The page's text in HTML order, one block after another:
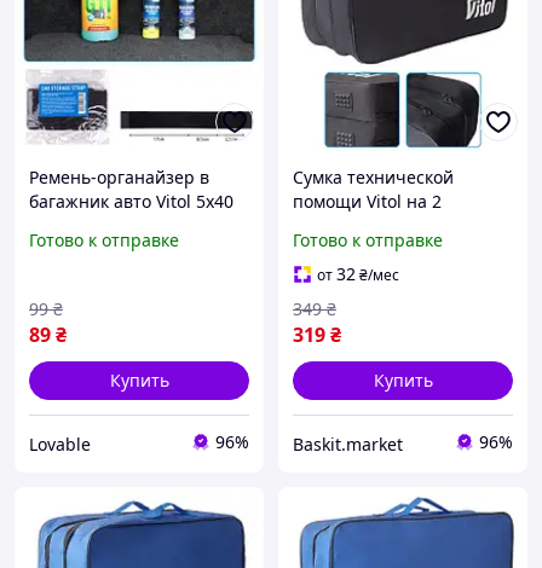
Ремень-органайзер в
багажник авто Vitol 5х40
лента-фиксатор на
Готово к отправке
89₴
99 ₴
Купить
Lovable 96%
Сумка технической
помощи Vitol на 2
Черная
Готово к отправке
от32₴/мес
319₴
349 ₴
Купить
Baskit.market 96%